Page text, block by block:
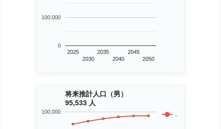
2025
2030
2035
2040
2045
2050
0
100,000
将来推計人口（男）
95,533 人
..
100,000